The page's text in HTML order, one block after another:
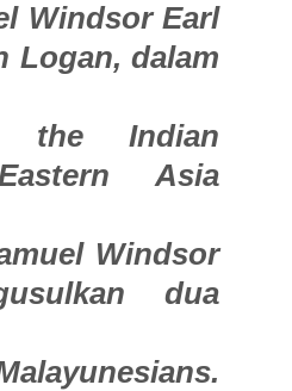
Windsor Earl
Logan, dalam
the Indian
Asia
Windsor
dua